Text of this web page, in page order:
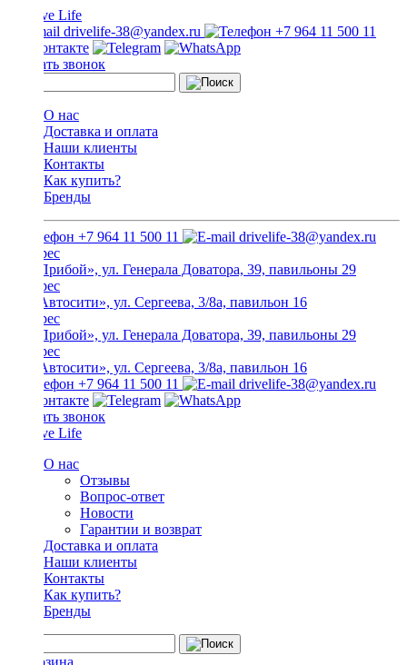
drivelife-38@yandex.ru +7 964 11 500 11
Заказать звонок
О нас
Доставка и оплата
Наши клиенты
Контакты
Как купить?
Бренды
+7 964 11 500 11 drivelife-38@yandex.ru
ТЦ «Прибой», ул. Генерала Доватора, 39, павильоны 29
ТЦ «Автосити», ул. Сергеева, 3/8а, павильон 16
ТЦ «Прибой», ул. Генерала Доватора, 39, павильоны 29
ТЦ «Автосити», ул. Сергеева, 3/8а, павильон 16
+7 964 11 500 11
drivelife-38@yandex.ru
Заказать звонок
О нас
Отзывы
Вопрос-ответ
Новости
Гарантии и возврат
Доставка и оплата
Наши клиенты
Контакты
Как купить?
Бренды